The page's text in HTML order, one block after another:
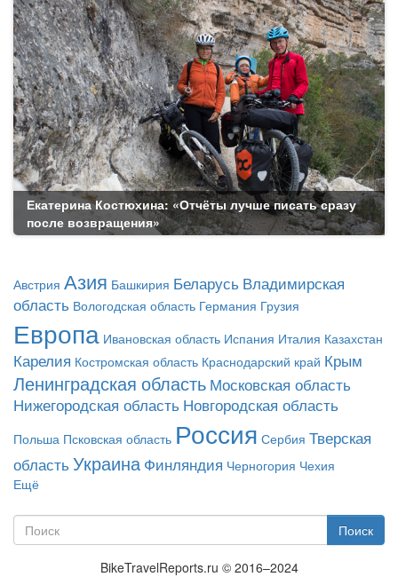
Екатерина Костюхина: «Отчёты лучше писать сразу
после возвращения»
Австрия Азия Башкирия Беларусь Владимирская
область Вологодская область Германия Грузия
Европа Ивановская область Испания Италия Казахстан
Карелия Костромская область Краснодарский край Крым
Ленинградская область Московская область
Нижегородская область Новгородская область
Польша Псковская область Россия Сербия Тверская
область Украина Финляндия Черногория Чехия
Ещё
Форма поиска
Поиск
BikeTravelReports.ru © 2016–2024